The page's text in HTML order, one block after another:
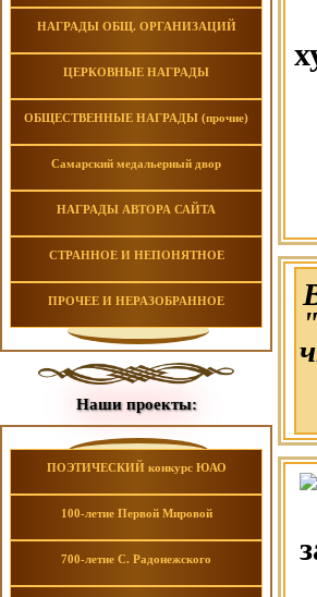
НАГРАДЫ ОБЩ. ОРГАНИЗАЦИЙ
ЦЕРКОВНЫЕ НАГРАДЫ
ОБЩЕСТВЕННЫЕ НАГРАДЫ (прочие)
Самарский медальерный двор
НАГРАДЫ АВТОРА САЙТА
СТРАННОЕ И НЕПОНЯТНОЕ
ПРОЧЕЕ И НЕРАЗОБРАННОЕ
Наши проекты:
ПОЭТИЧЕСКИЙ конкурс ЮАО
100-летие Первой Мировой
700-летие С. Радонежского